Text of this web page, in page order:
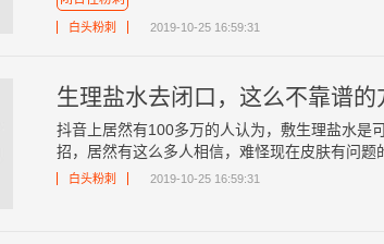
白头粉刺 2019-10-25 16:59:31
生理盐水去闭口，这么不靠谱
抖音上居然有100多万的人认为，敷生理盐水是
招，居然有这么多人相信，难怪现在皮肤有问题
白头粉刺 2019-10-25 16:59:31